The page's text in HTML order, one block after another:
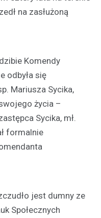
na zasłużoną
Komendy
odbyła się
Mariusza Sycika,
życia –
Sycika, mł.
formalnie
jest dumny ze
Społecznych